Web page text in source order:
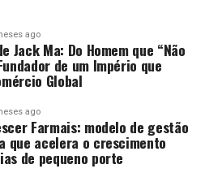
ago
Jack Ma: Do Homem que “Não
de um Império que
Global
ago
Farmais: modelo de gestão
que acelera o crescimento
de pequeno porte